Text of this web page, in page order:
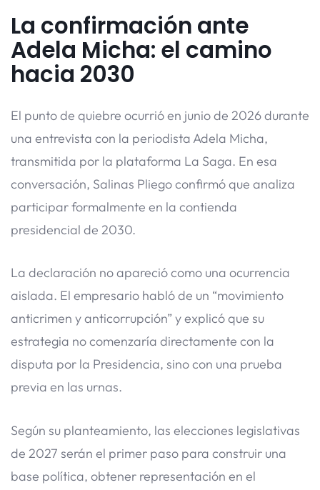
La confirmación ante
Adela Micha: el camino
hacia 2030
El punto de quiebre ocurrió en junio de 2026 durante
una entrevista con la periodista Adela Micha,
transmitida por la plataforma La Saga. En esa
conversación, Salinas Pliego confirmó que analiza
participar formalmente en la contienda
presidencial de 2030.
La declaración no apareció como una ocurrencia
aislada. El empresario habló de un “movimiento
anticrimen y anticorrupción” y explicó que su
estrategia no comenzaría directamente con la
disputa por la Presidencia, sino con una prueba
previa en las urnas.
Según su planteamiento, las elecciones legislativas
de 2027 serán el primer paso para construir una
base política, obtener representación en el